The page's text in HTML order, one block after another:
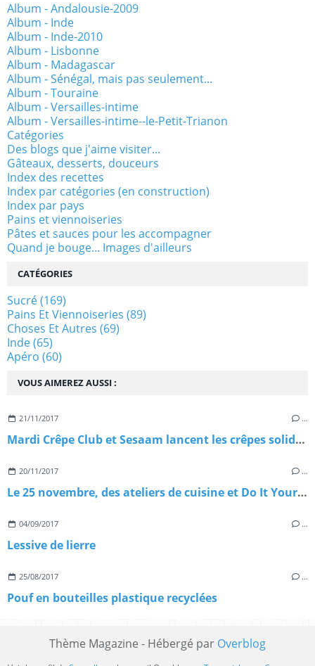
VOUS AIMEREZ AUSSI :
21/11/2017 …
Mardi Crêpe Club et Sesaam lancent les crêpes solidaires
20/11/2017 …
Le 25 novembre, des ateliers de cuisine et Do It Yourself pour un evénement solidaire.
04/09/2017 …
Lessive de lierre
25/08/2017 …
Pouf en bouteilles plastique recyclées
Album - Andalousie-2009
Album - Inde
Album - Inde-2010
Album - Lisbonne
Album - Madagascar
Album - Sénégal, mais pas seulement...
Album - Touraine
Album - Versailles-intime
Album - Versailles-intime--le-Petit-Trianon
Catégories
Des blogs que j'aime visiter...
Gâteaux, desserts, douceurs
Index des recettes
Index par catégories (en construction)
Index par pays
Pains et viennoiseries
Pâtes et sauces pour les accompagner
Quand je bouge... Images d'ailleurs
CATÉGORIES
Sucré(169)
Pains Et Viennoiseries (89)
Choses Et Autres (69)
Inde(65)
Apéro (60)
Thème Magazine - Hébergé par Overblog